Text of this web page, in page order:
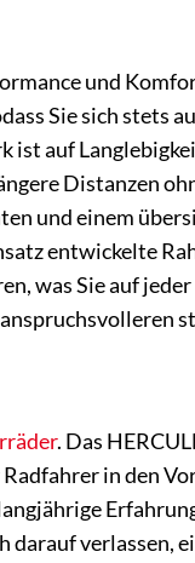
und
Sie sich stets
ist auf
Distanzen
und einem
entwickelte
was Sie auf
. Das
in den
darauf verlassen,